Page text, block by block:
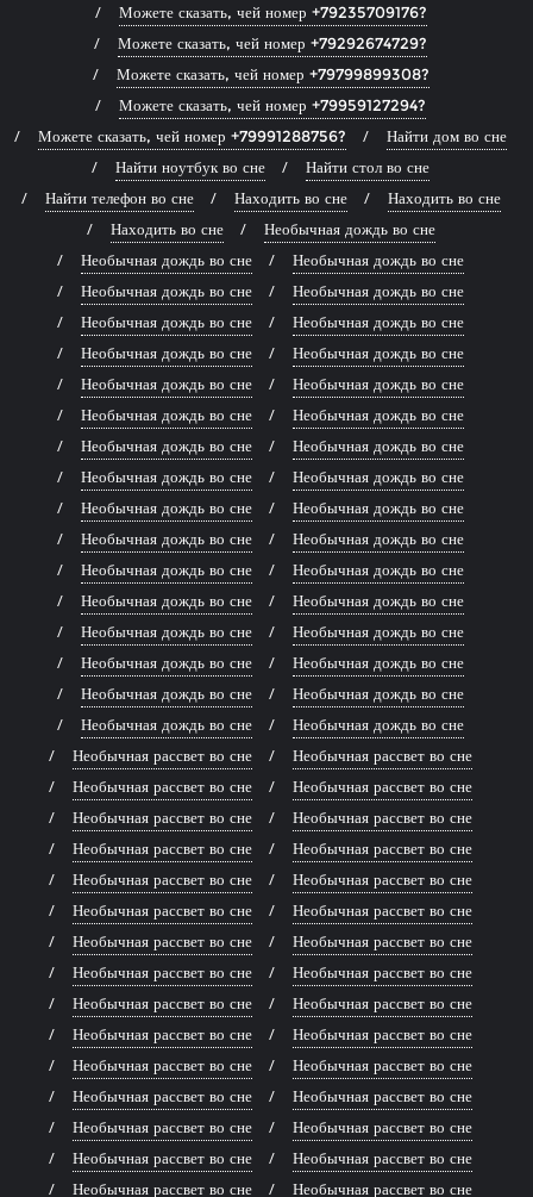
Можете сказать, чей номер +79235709176?
Можете сказать, чей номер +79292674729?
Можете сказать, чей номер +79799899308?
Можете сказать, чей номер +79959127294?
Можете сказать, чей номер +79991288756?
Найти дом во сне
Найти ноутбук во сне
Найти стол во сне
Найти телефон во сне
Находить во сне
Находить во сне
Находить во сне
Необычная дождь во сне
Необычная дождь во сне
Необычная дождь во сне
Необычная дождь во сне
Необычная дождь во сне
Необычная дождь во сне
Необычная дождь во сне
Необычная дождь во сне
Необычная дождь во сне
Необычная дождь во сне
Необычная дождь во сне
Необычная дождь во сне
Необычная дождь во сне
Необычная дождь во сне
Необычная дождь во сне
Необычная дождь во сне
Необычная дождь во сне
Необычная дождь во сне
Необычная дождь во сне
Необычная дождь во сне
Необычная дождь во сне
Необычная дождь во сне
Необычная дождь во сне
Необычная дождь во сне
Необычная дождь во сне
Необычная дождь во сне
Необычная дождь во сне
Необычная дождь во сне
Необычная дождь во сне
Необычная дождь во сне
Необычная дождь во сне
Необычная дождь во сне
Необычная дождь во сне
Необычная рассвет во сне
Необычная рассвет во сне
Необычная рассвет во сне
Необычная рассвет во сне
Необычная рассвет во сне
Необычная рассвет во сне
Необычная рассвет во сне
Необычная рассвет во сне
Необычная рассвет во сне
Необычная рассвет во сне
Необычная рассвет во сне
Необычная рассвет во сне
Необычная рассвет во сне
Необычная рассвет во сне
Необычная рассвет во сне
Необычная рассвет во сне
Необычная рассвет во сне
Необычная рассвет во сне
Необычная рассвет во сне
Необычная рассвет во сне
Необычная рассвет во сне
Необычная рассвет во сне
Необычная рассвет во сне
Необычная рассвет во сне
Необычная рассвет во сне
Необычная рассвет во сне
Необычная рассвет во сне
Необычная рассвет во сне
Необычная рассвет во сне
Необычная рассвет во сне